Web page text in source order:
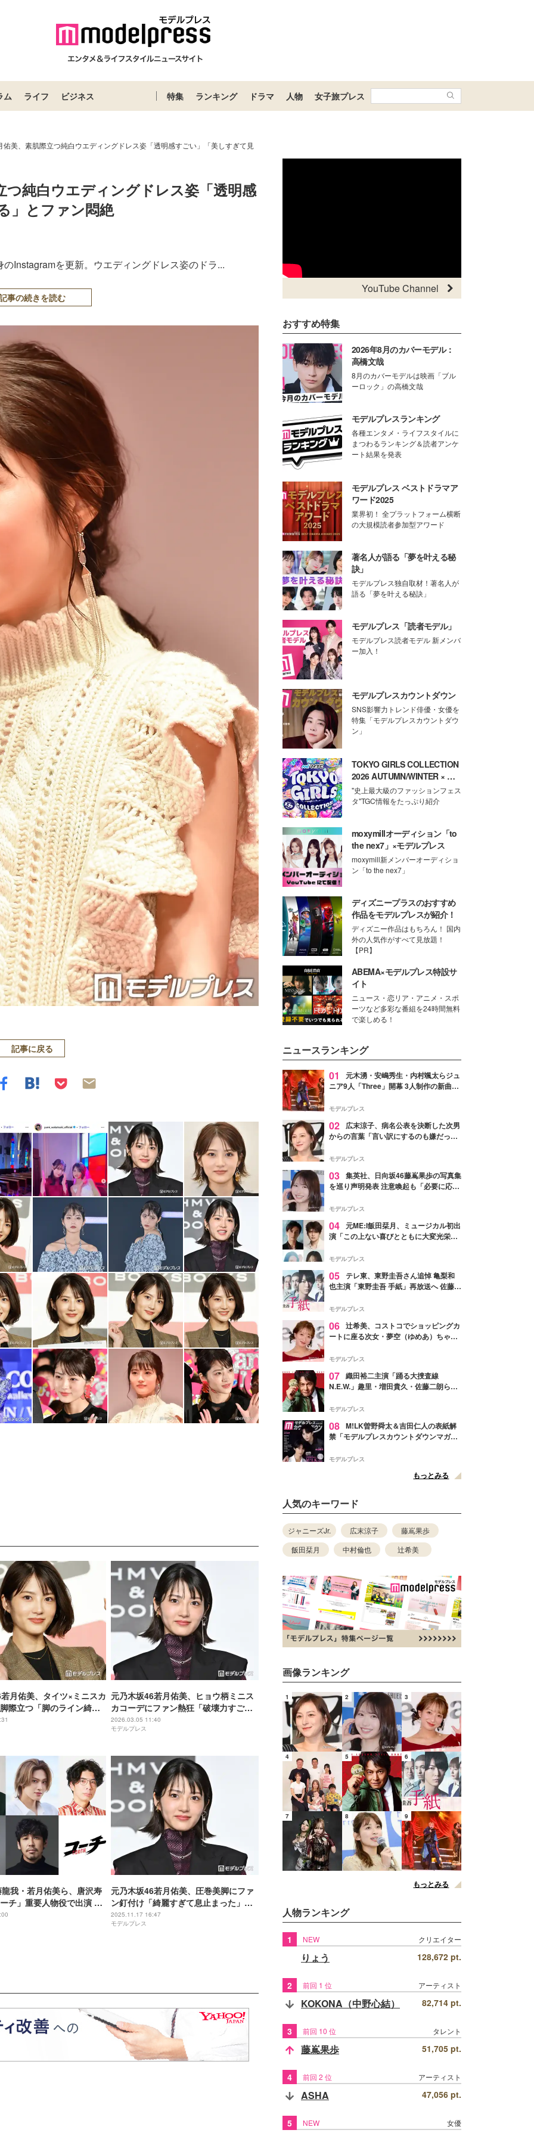
ム ライフ ビジネス 特集 ランキング ドラマ 人物 女子旅プレス
佑美、素肌際立つ純白ウエディングドレス姿「透明感すごい」「美しすぎて見
つ純白ウエディングドレス姿「透明感
」とファン悶絶
Instagramを更新。ウエディングドレス姿のドラ...
事の続きを読む
記事に戻る
月佑美、タイツ×ミニスカ
際立つ「脚のライン綺
愛すぎてキュン」
元乃木坂46若月佑美、ヒョウ柄ミニス
カコーデにファン熱狂「破壊力すご
い」「照れた表情が最高」
2026.03.05 11:40
モデルプレス
我・若月佑美ら、唐沢寿
チ」重要人物役で出演 ゲ
解禁
元乃木坂46若月佑美、圧巻美脚にファ
ン釘付け「綺麗すぎて息止まった」
「大人っぽい」
2025.11.17 16:47
モデルプレス
YouTube Channel
おすすめ特集
2026年8月のカバーモデル：
高橋文哉
8月のカバーモデルは映画「ブル
ーロック」の高橋文哉
モデルプレスランキング
各種エンタメ・ライフスタイルに
まつわるランキング＆読者アンケ
ート結果を発表
モデルプレス ベストドラマア
ワード2025
業界初！ 全プラットフォーム横断
の大規模読者参加型アワード
著名人が語る「夢を叶える秘
訣」
モデルプレス独自取材！著名人が
語る「夢を叶える秘訣」
モデルプレス「読者モデル」
モデルプレス読者モデル 新メンバ
ー加入！
モデルプレスカウントダウン
SNS影響力トレンド俳優・女優を
特集「モデルプレスカウントダウ
ン」
TOKYO GIRLS COLLECTION
2026 AUTUMN/WINTER × モ
デルプレス
"史上最大級のファッションフェス
タ"TGC情報をたっぷり紹介
moxymillオーディション「to
the nex7」×モデルプレス
moxymill新メンバーオーディショ
ン「to the nex7」
ディズニープラスのおすすめ
作品をモデルプレスが紹介！
ディズニー作品はもちろん！ 国内
外の人気作がすべて見放題！
【PR】
ABEMA×モデルプレス特設サ
イト
ニュース・恋リア・アニメ・スポ
ーツなど多彩な番組を24時間無料
で楽しめる！
ニュースランキング
01
元木湧・安嶋秀生・内村颯太らジュ
ニア9人「Three」開幕 3人制作の新曲＆
進んで夢を掴みたい」【ゲネプロレポ】
モデルプレス
02
広末涼子、病名公表を決断した次男
からの言葉「言い訳にするのも嫌だっ
モデルプレス
03 集英社、日向坂46藤嶌果歩の写真集
を巡り声明発表 注意喚起も「必要に応じ
モデルプレス
04 元ME:I飯田栞月、ミュージカル初出
演「この上ない喜びとともに大変光栄」
ャスト発表
モデルプレス
05 テレ東、東野圭吾さん追悼 亀梨和
也主演「東野圭吾 手紙」再放送へ 佐藤隆
モデルプレス
06 辻希美、コストコでショッピングカ
ートに座る次女・夢空（ゆめあ）ちゃん
ぎ」「成長を感じる」の声
モデルプレス
07 織田裕二主演「踊る大捜査線
N.E.W.」趣里・増田貴久・佐藤二朗ら新
徴する“謎のキーワード”も
モデルプレス
08 M!LK曽野舜太＆吉田仁人の表紙解
禁「モデルプレスカウントダウンマガジ
モデルプレス
もっとみる
人気のキーワード
ジャニーズJr. 広末涼子
藤嶌果歩
飯田栞月
中村倫也 辻希美
画像ランキング
1 2 3
4 5 6
7 8 9
もっとみる
人物ランキング
1 NEW クリエイター
りょう 128,672 pt.
2 前回 1 位 アーティスト
KOKONA（中野心結） 82,714 pt.
3 前回 10 位 タレント
藤嶌果歩 51,705 pt.
4 前回 2 位 アーティスト
ASHA 47,056 pt.
5 NEW 女優